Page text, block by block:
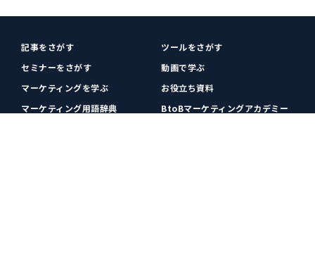
記事をさがす
ツールをさがす
セミナーをさがす
動画で学ぶ
マーケティングを学ぶ
お役立ち資料
マーケティング用語辞典
BtoBマーケティングアカデミー